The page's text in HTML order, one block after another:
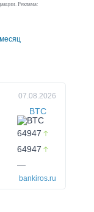
Реклама:
07.08.2026
BTC
64947
64947
—
bankiros.ru